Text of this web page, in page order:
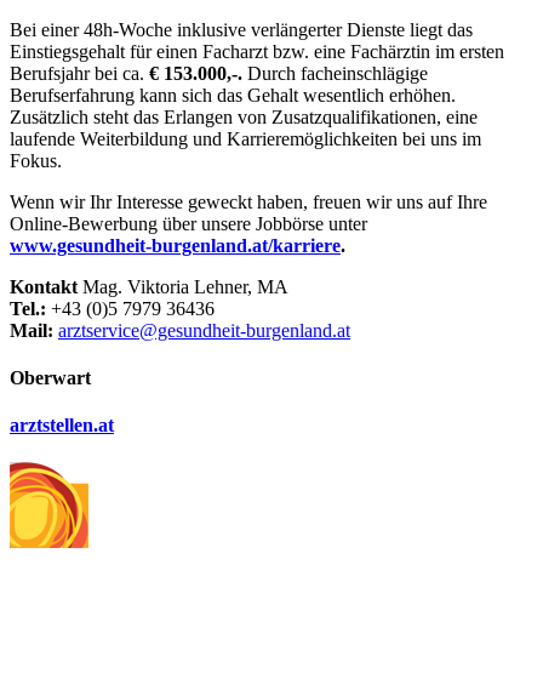
Bei einer 48h-Woche inklusive verlängerter Dienste liegt das
Einstiegs­gehalt für einen Facharzt bzw. eine Fachärztin im ersten
Berufsjahr bei ca. € 153.000,-. Durch facheinschlägige
Berufserfahrung kann sich das Gehalt wesentlich erhöhen.
Zusätzlich steht das Erlangen von Zusatz­qualifikationen, eine
laufende Weiterbildung und Karrieremöglichkeiten bei uns im
Fokus.
Wenn wir Ihr Interesse geweckt haben, freuen wir uns auf Ihre
Online-Bewerbung über unsere Jobbörse unter
www.gesundheit-burgenland.at/karriere.
Kontakt Mag. Viktoria Lehner, MA
Tel.: +43 (0)5 7979 36436
Mail: arztservice@gesundheit-burgenland.at
Oberwart
arztstellen.at